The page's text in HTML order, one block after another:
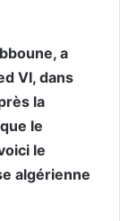
a
VI, dans
la
le
le
algérienne